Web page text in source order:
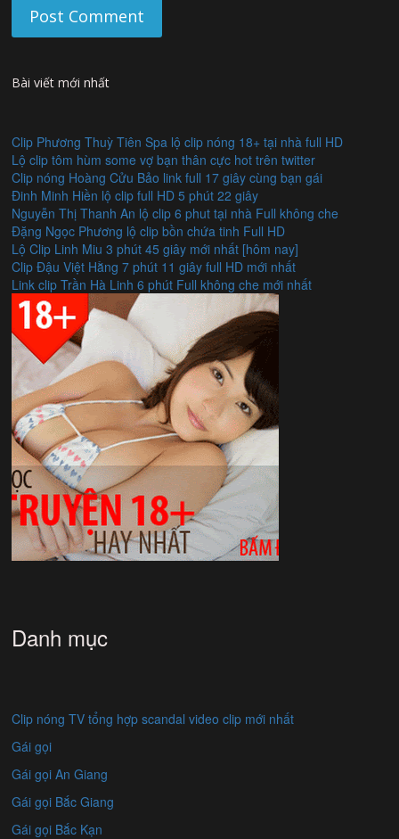
Bài viết mới nhất
Clip Phương Thuỳ Tiên Spa lộ clip nóng 18+ tại nhà full HD
Lộ clip tôm hùm some vợ bạn thân cực hot trên twitter
Clip nóng Hoàng Cửu Bảo link full 17 giây cùng bạn gái
Đinh Minh Hiền lộ clip full HD 5 phút 22 giây
Nguyễn Thị Thanh An lộ clip 6 phut tại nhà Full không che
Đặng Ngọc Phương lộ clip bồn chứa tinh Full HD
Lộ Clip Linh Miu 3 phút 45 giây mới nhất [hôm nay]
Clip Đậu Việt Hằng 7 phút 11 giây full HD mới nhất
Link clip Trần Hà Linh 6 phút Full không che mới nhất
Danh mục
Clip nóng TV tổng hợp scandal video clip mới nhất
Gái gọi
Gái gọi An Giang
Gái gọi Bắc Giang
Gái gọi Bắc Kạn